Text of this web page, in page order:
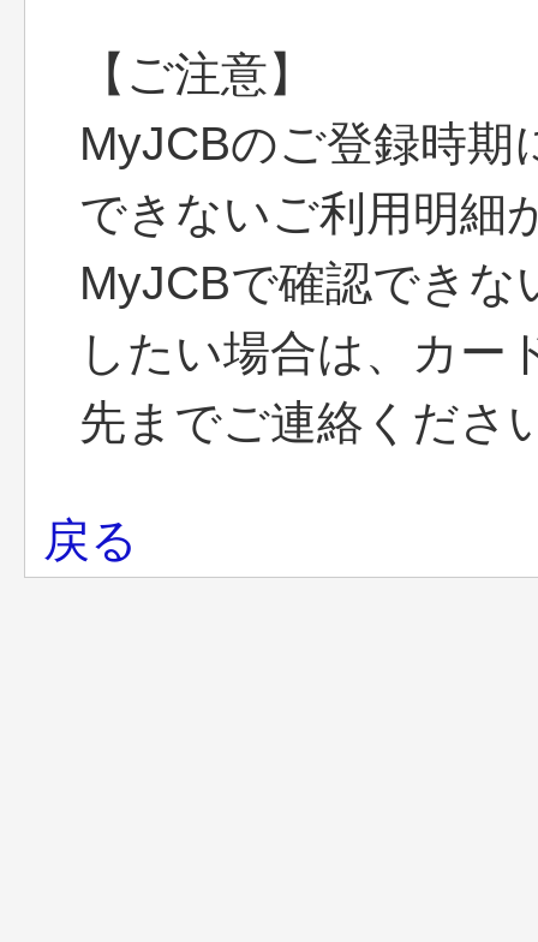
【ご注意】
MyJCBのご登録時期
できないご利用明細
MyJCBで確認できな
したい場合は、カー
先までご連絡くださ
戻る